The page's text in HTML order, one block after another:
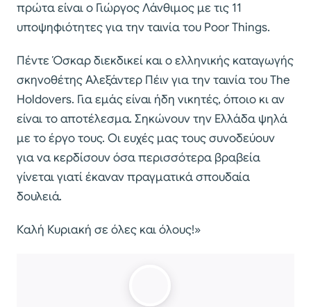
πρώτα είναι ο Γιώργος Λάνθιμος με τις 11
υποψηφιότητες για την ταινία του Poor Things.
Πέντε Όσκαρ διεκδικεί και ο ελληνικής καταγωγής
σκηνοθέτης Αλεξάντερ Πέιν για την ταινία του The
Holdovers. Για εμάς είναι ήδη νικητές, όποιο κι αν
είναι το αποτέλεσμα. Σηκώνουν την Ελλάδα ψηλά
με το έργο τους. Οι ευχές μας τους συνοδεύουν
για να κερδίσουν όσα περισσότερα βραβεία
γίνεται γιατί έκαναν πραγματικά σπουδαία
δουλειά.
Καλή Κυριακή σε όλες και όλους!»